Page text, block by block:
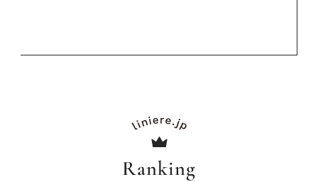
Ranking